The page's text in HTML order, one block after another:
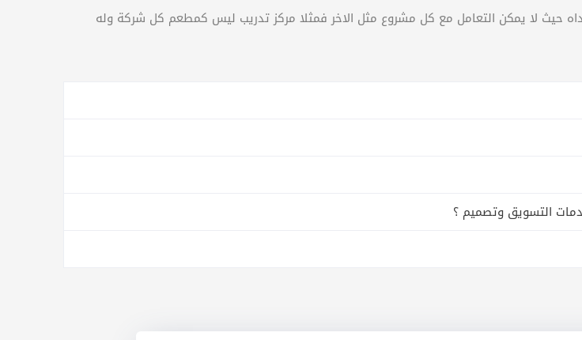
عام.. نتعامل مع كل مشروع علي حداه حيث لا يمكن التعامل مع كل مشروع مثل الاخر فمثلا مركز تدريب ليس كمطعم كل شركة وله
التسويق وتصميم ؟